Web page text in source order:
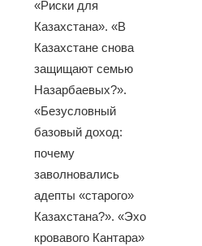
«Риски для
Казахстана». «В
Казахстане снова
защищают семью
Назарбаевых?».
«Безусловный
базовый доход:
почему
заволновались
адепты «старого»
Казахстана?». «Эхо
кровавого Кантара»